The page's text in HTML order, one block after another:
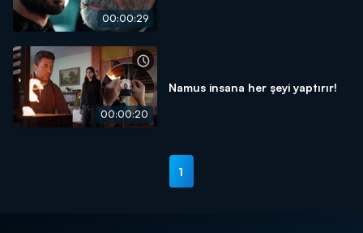
00:00:29
00:00:20
Namus insana her şeyi yaptırır!
1